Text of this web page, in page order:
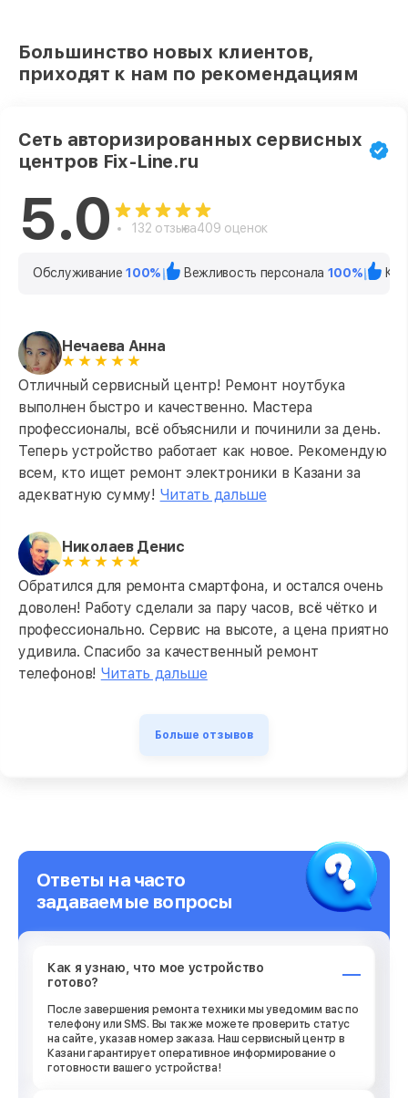
Большинство новых клиентов,
приходят к нам по рекомендациям
Сеть авторизированных сервисных
центров Fix-Line.ru
5.0 132 отзыва409 оценок
Обслуживание100% Вежливость персонала 100%
Нечаева Анна
Отличный сервисный центр! Ремонт ноутбука
выполнен быстро и качественно. Мастера
профессионалы, всё объяснили и починили за день.
Теперь устройство работает как новое. Рекомендую
всем, кто ищет ремонт электроники в Казани за
адекватную сумму! Читать дальше
Николаев Денис
Обратился для ремонта смартфона, и остался очень
доволен! Работу сделали за пару часов, всё чётко и
профессионально. Сервис на высоте, а цена приятно
удивила. Спасибо за качественный ремонт
телефонов! Читать дальше
Больше отзывов
Ответы на часто
задаваемые вопросы
Как я узнаю, что мое устройство
готово?
После завершения ремонта техники мы уведомим вас по
телефону или SMS. Вы также можете проверить статус
на сайте, указав номер заказа. Наш сервисный центр в
Казани гарантирует оперативное информирование о
готовности вашего устройства!